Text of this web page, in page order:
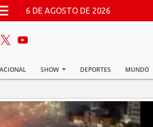
principal
6 DE AGOSTO DE 2026
SHOW DEPORTES MUNDO